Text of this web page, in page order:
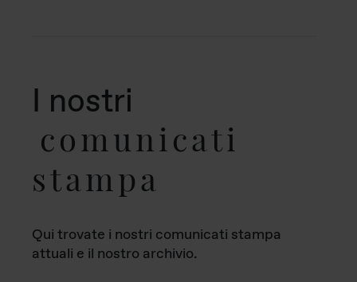
I nostri
comunicati
stampa
Qui trovate i nostri comunicati stampa
attuali e il nostro archivio.